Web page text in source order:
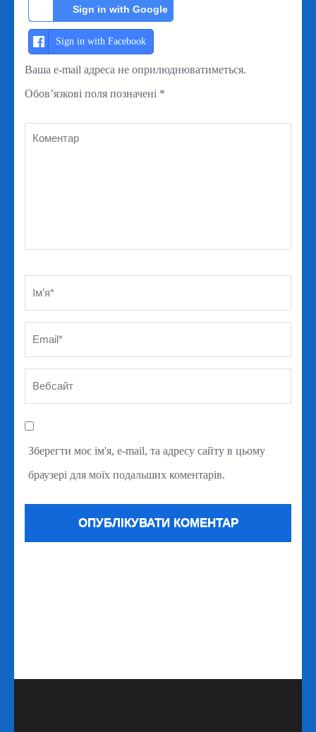
Sign in with Google
Sign in with Facebook
Ваша e-mail адреса не оприлюднюватиметься.
Обов’язкові поля позначені *
Коментар
Ім’я *
Зберегти моє ім'я, e-mail, та адресу сайту в цьому
браузері для моїх подальших коментарів.